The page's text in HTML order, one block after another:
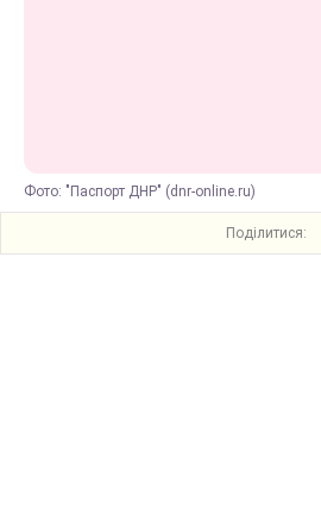
Фото: "Паспорт ДНР" (dnr-online.ru)
Поділитися: